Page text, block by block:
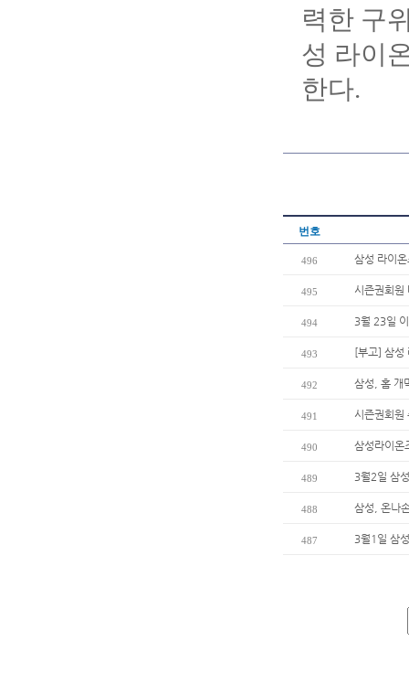
력한 구
성 라이
한다.
번호
496 삼성 라이
495 시즌권회원
494 3월 23일
493 [부고] 삼성
492 삼성, 홈 개
491 시즌권회원
490 삼성라이온
489 3월2일 삼
488 삼성, 온나
487 3월1일 삼